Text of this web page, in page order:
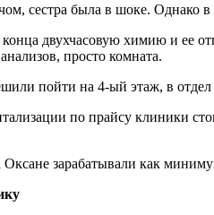
сестра была в шоке. Однако
двухчасовую химию и ее
просто комната.
пойти на 4-ый этаж, в отдел
по прайсу клиники
зарабатывали как